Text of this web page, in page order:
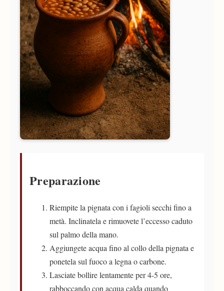
Preparazione
Riempite la pignata con i fagioli secchi fino a
metà. Inclinatela e rimuovete l’eccesso caduto
sul palmo della mano.
Aggiungete acqua fino al collo della pignata e
ponetela sul fuoco a legna o carbone.
Lasciate bollire lentamente per 4-5 ore,
rabboccando con acqua calda quando